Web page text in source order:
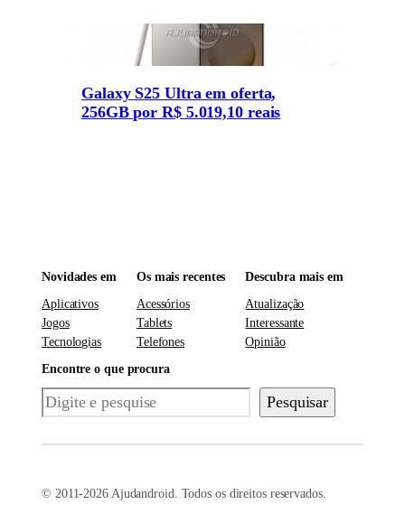
Galaxy S25 Ultra em oferta,
256GB por R$ 5.019,10 reais
Novidades em
Aplicativos
Jogos
Tecnologias
Os mais recentes
Acessórios
Tablets
Telefones
Descubra mais em
Atualização
Interessante
Opinião
Encontre o que procura
Pesquisar Pesquisar
© 2011-2026 Ajudandroid. Todos os direitos reservados.